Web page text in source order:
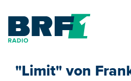
"Limit" von